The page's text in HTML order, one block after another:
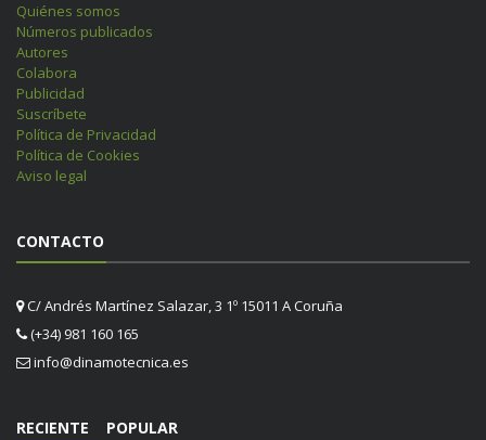
Quiénes somos
Números publicados
Autores
Colabora
Publicidad
Suscríbete
Política de Privacidad
Política de Cookies
Aviso legal
CONTACTO
C/ Andrés Martínez Salazar, 3 1º 15011 A Coruña
(+34) 981 160 165
info@dinamotecnica.es
RECIENTE POPULAR